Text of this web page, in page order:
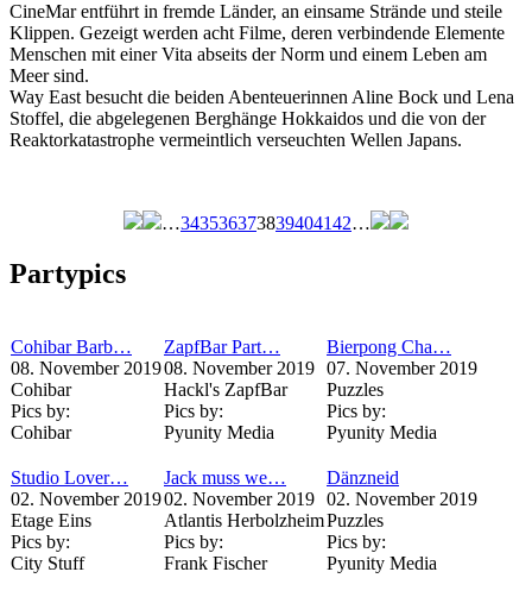
CineMar entführt in fremde Länder, an einsame Strände und steile
Klippen. Gezeigt werden acht Filme, deren verbindende Elemente
Menschen mit einer Vita abseits der Norm und einem Leben am
Meer sind.
Way East besucht die beiden Abenteuerinnen Aline Bock und Lena
Stoffel, die abgelegenen Berghänge Hokkaidos und die von der
Reaktorkatastrophe vermeintlich verseuchten Wellen Japans.
…343536373839404142…
Partypics
Cohibar Barb…
08. November 2019
Cohibar
Pics by:
Cohibar
ZapfBar Part…
08. November 2019
Hackl's ZapfBar
Pics by:
Pyunity Media
Bierpong Cha…
07. November 2019
Puzzles
Pics by:
Pyunity Media
Studio Lover…
02. November 2019
Etage Eins
Pics by:
City Stuff
Jack muss we…
02. November 2019
Atlantis Herbolzheim
Pics by:
Frank Fischer
Dänzneid
02. November 2019
Puzzles
Pics by:
Pyunity Media